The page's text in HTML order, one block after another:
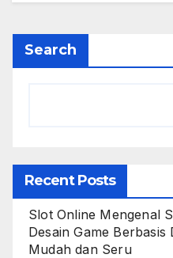
Search
Recent Posts
Slot Online Mengenal
Desain Game Berbasis
Mudah dan Seru